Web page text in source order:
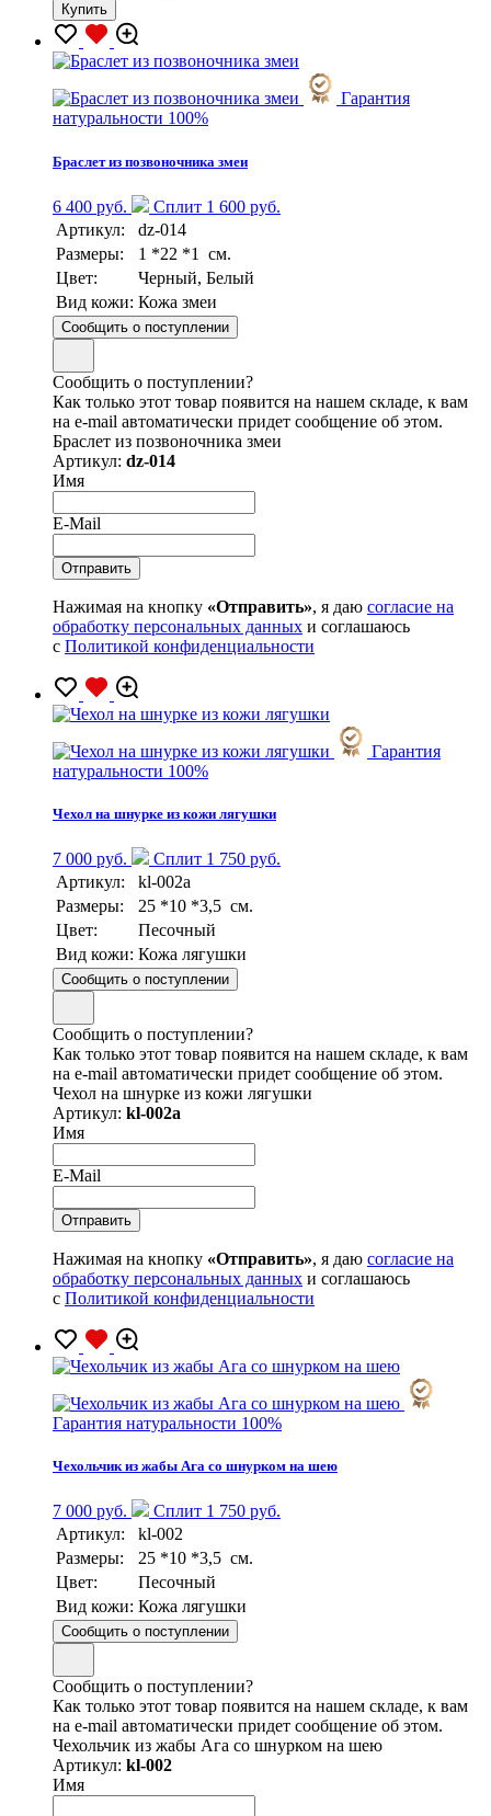
Купить
Гарантия
натуральности 100%
Браслет из позвоночника змеи
6 400 руб.
Сплит 1 600 руб.
Артикул:
dz-014
Размеры:
1 *22 *1 см.
Цвет:
Черный, Белый
Вид кожи: Кожа змеи
Сообщить о поступлении
Сообщить о поступлении?
Как только этот товар появится на нашем складе, к вам
на e-mail автоматически придет сообщение об этом.
Браслет из позвоночника змеи
Артикул: dz-014
Имя
E-Mail
Нажимая на кнопку «Отправить», я даю согласие на
обработку персональных данных и соглашаюсь
с Политикой конфиденциальности
Гарантия
натуральности 100%
Чехол на шнурке из кожи лягушки
7 000 руб.
Сплит 1 750 руб.
Артикул:
kl-002a
Размеры:
25 *10 *3,5 см.
Цвет:
Песочный
Вид кожи: Кожа лягушки
Сообщить о поступлении
Сообщить о поступлении?
Как только этот товар появится на нашем складе, к вам
на e-mail автоматически придет сообщение об этом.
Чехол на шнурке из кожи лягушки
Артикул: kl-002a
Имя
E-Mail
Нажимая на кнопку «Отправить», я даю согласие на
обработку персональных данных и соглашаюсь
с Политикой конфиденциальности
Гарантия натуральности 100%
Чехольчик из жабы Ага со шнурком на шею
7 000 руб.
Сплит 1 750 руб.
Артикул:
kl-002
Размеры:
25 *10 *3,5 см.
Цвет:
Песочный
Вид кожи: Кожа лягушки
Сообщить о поступлении
Сообщить о поступлении?
Как только этот товар появится на нашем складе, к вам
на e-mail автоматически придет сообщение об этом.
Чехольчик из жабы Ага со шнурком на шею
Артикул: kl-002
Имя